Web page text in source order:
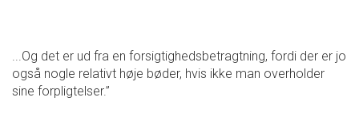
...Og det er ud fra en forsigtighedsbetragtning, fordi der er jo
også nogle relativt høje bøder, hvis ikke man overholder
sine forpligtelser.”